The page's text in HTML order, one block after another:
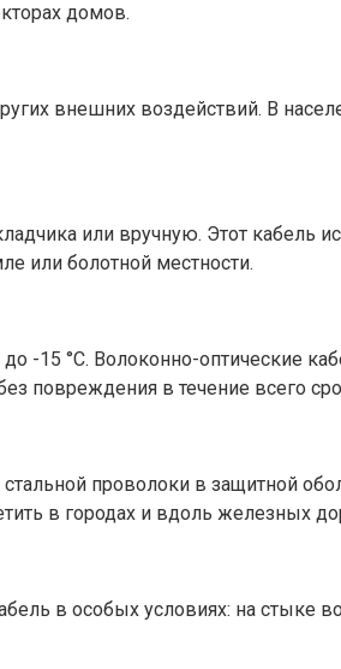
домов.
внешних воздействий. В
или вручную. Этот кабель
или болотной местности.
°С. Волоконно-оптические
повреждения в течение всего
проволоки в защитной
в городах и вдоль железных
в особых условиях: на стыке